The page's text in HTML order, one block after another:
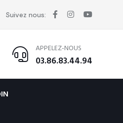
Suivez nous:
APPELEZ-NOUS
03.86.83.44.94